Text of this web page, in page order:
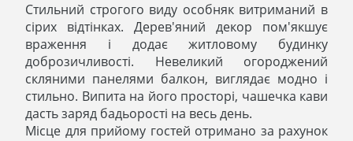
Стильний строгого виду особняк витриманий в
сірих відтінках. Дерев'яний декор пом'якшує
враження і додає житловому будинку
доброзичливості. Невеликий огороджений
скляними панелями балкон, виглядає модно і
стильно. Випита на його просторі, чашечка кави
дасть заряд бадьорості на весь день.
Місце для прийому гостей отримано за рахунок